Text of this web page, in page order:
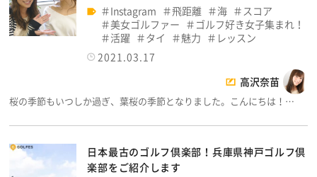
Instagram
飛距離 海
スコア
美女ゴルファー
ゴルフ好き女子集まれ！
活躍
タイ 魅力
レッスン
2021.03.17
高沢奈苗
桜の季節もいつしか過ぎ、葉桜の季節となりました。こんにちは！…
日本最古のゴルフ倶楽部！兵庫県神戸ゴルフ倶
楽部をご紹介します